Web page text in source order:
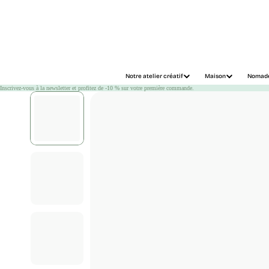
Notre atelier créatif Maison
Inscrivez-vous à la newsletter et profitez de -10 % sur votre première commande.